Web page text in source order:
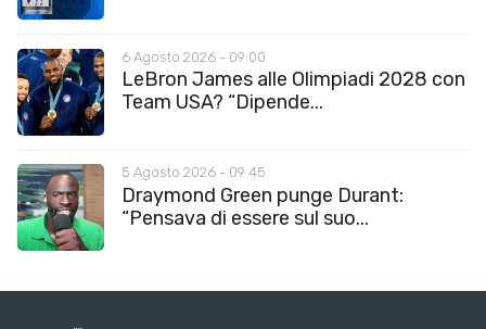
6 Agosto 2026 - 09:00
LeBron James alle Olimpiadi 2028 con
Team USA? “Dipende...
5 Agosto 2026 - 09:45
Draymond Green punge Durant:
“Pensava di essere sul suo...